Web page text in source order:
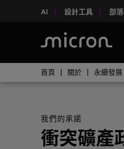
AI 設計工具 部
首頁 關於 永續發展
我們的承諾
衝突礦產